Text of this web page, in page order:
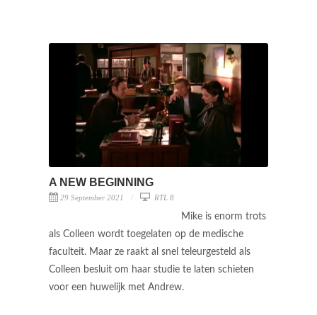
A NEW BEGINNING
29 September 2021 RTL 8
Mike is enorm trots
als Colleen wordt toegelaten op de medische
faculteit. Maar ze raakt al snel teleurgesteld als
Colleen besluit om haar studie te laten schieten
voor een huwelijk met Andrew.